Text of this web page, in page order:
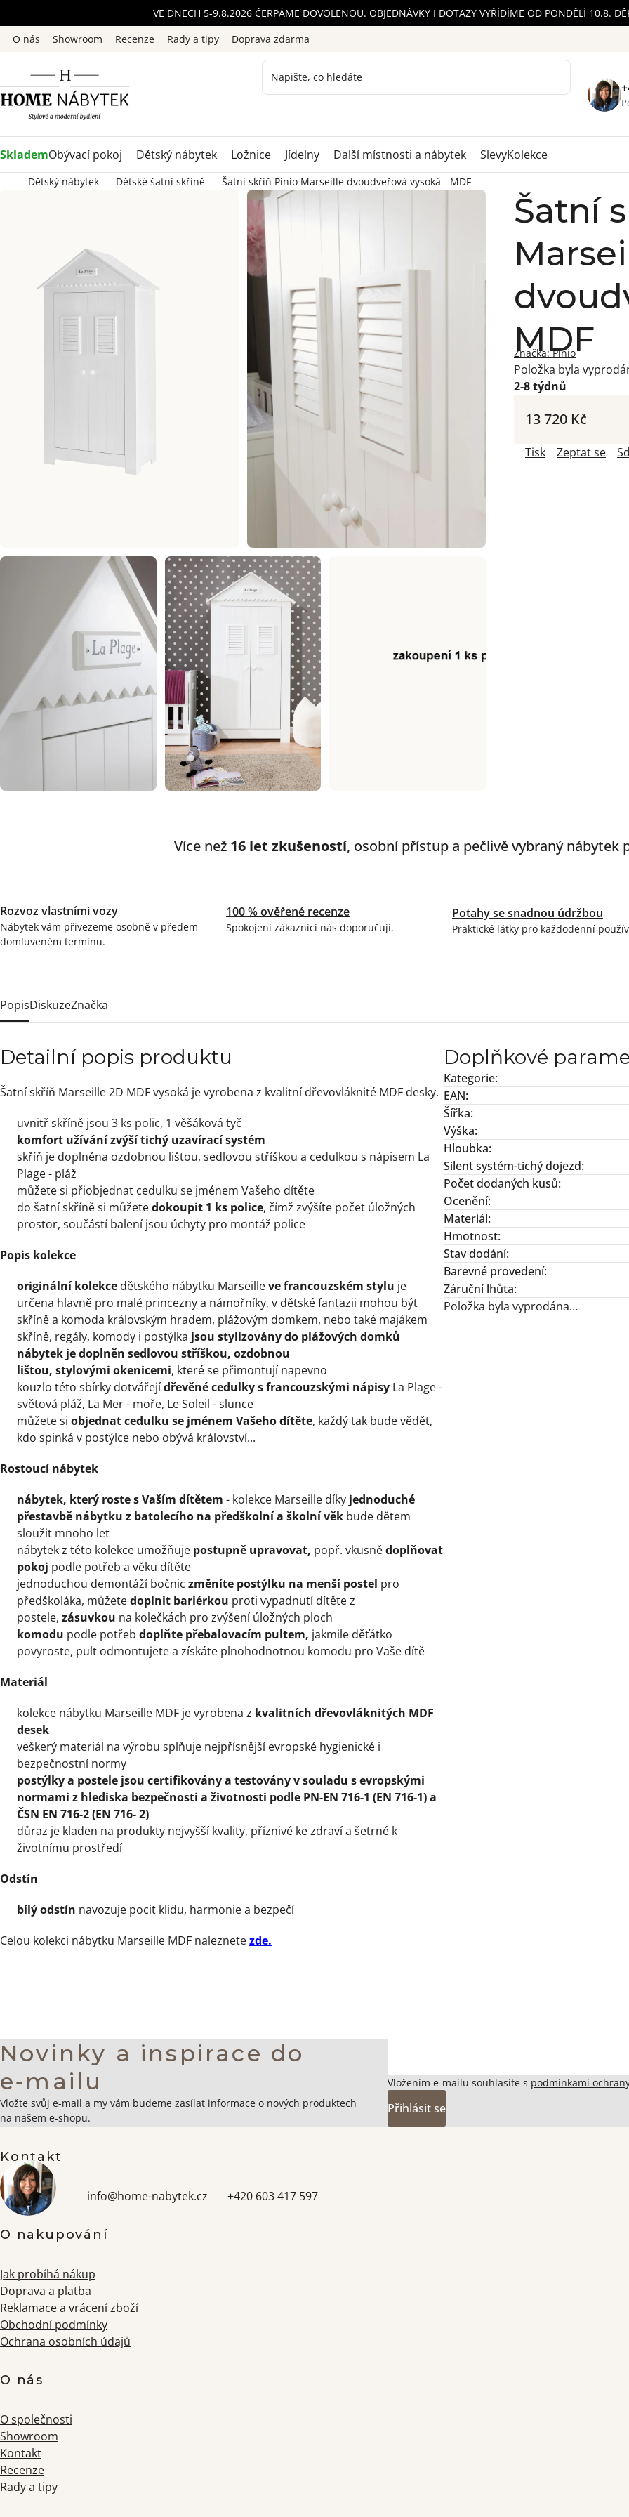
na
obsah
VE DNECH 5-9.8.2026 ČERPÁME DOVOLENOU. OBJEDNÁVKY I DOTAZY VYŘÍDÍME OD PONDĚLÍ 10.8.
O nás
Showroom Recenze Rady a tipy Doprava zdarma
SklademObývací pokoj Dětský nábytek Ložnice Jídelny Další místnosti a nábytek SlevyKolekce
Dětský nábytek Dětské šatní skříně Šatní skříň Pinio Marseille dvoudveřová vysoká - MDF
Šatní
MDF
Značka:Pinio
13 720 Kč
2-8 týdnů
Položka byla
Tisk Zeptat se
Více než 16 let zkušeností, osobní přístup a pečlivě vybraný nábytek
Rozvoz vlastními vozy
Nábytek vám přivezeme osobně v předem
domluveném termínu.
100 % ověřené recenze
Spokojení zákazníci nás doporučují.
Potahy se snadnou údržbou
Praktické látky pro každodenní
PopisDiskuzeZnačka
Detailní popis produktu
Šatní skříň Marseille 2D MDF vysoká je vyrobena z kvalitní dřevovláknité MDF desky.
uvnitř skříně jsou 3 ks polic, 1 věšáková tyč
komfort užívání zvýší tichý uzavírací systém
skříň je doplněna ozdobnou lištou, sedlovou stříškou a cedulkou s nápisem La
Plage - pláž
můžete si přiobjednat cedulku se jménem Vašeho dítěte
do šatní skříně si můžetedokoupit 1 ks police, čímž zvýšíte počet úložných
prostor, součástí balení jsou úchyty pro montáž police
Popis kolekce
originální kolekce dětského nábytku Marseilleve francouzském stylu je
určena hlavně pro malé princezny a námořníky, v dětské fantazii mohou být
skříně a komoda královským hradem, plážovým domkem, nebo také majákem
skříně, regály, komody i postýlka jsou stylizovány do plážových domků
nábytek je doplněn sedlovou stříškou, ozdobnou
lištou, stylovými okenicemi, které se přimontují napevno
kouzlo této sbírky dotvářejídřevěné cedulky s francouzskými nápisy La Plage -
světová pláž, La Mer - moře, Le Soleil - slunce
můžete si objednat cedulku se jménem Vašeho dítěte, každý tak bude vědět,
kdo spinká v postýlce nebo obývá království...
Rostoucí nábytek
nábytek, který roste s Vaším dítětem - kolekce Marseille díky jednoduché
přestavbě nábytku z batolecího na předškolní a školní věk bude dětem
sloužit mnoho let
nábytek z této kolekce umožňuje postupně upravovat, popř. vkusnědoplňovat
pokoj podle potřeb a věku dítěte
jednoduchou demontáží bočnic změníte postýlku na menší postel pro
předškoláka, můžetedoplnit bariérkou proti vypadnutí dítěte z
postele, zásuvkou na kolečkách pro zvýšení úložných ploch
komodu podle potřeb doplňte přebalovacím pultem, jakmile děťátko
povyroste, pult odmontujete a získáte plnohodnotnou komodu pro Vaše dítě
Materiál
kolekce nábytku Marseille MDF je vyrobena z kvalitních dřevovláknitých MDF
desek
veškerý materiál na výrobu splňuje nejpřísnější evropské hygienické i
bezpečnostní normy
postýlky a postele jsou certifikovány a testovány v souladu s evropskými
normami z hlediska bezpečnosti a životnosti podle PN-EN 716-1 (EN 716-1) a
ČSN EN 716-2 (EN 716- 2)
důraz je kladen na produkty nejvyšší kvality, příznivé ke zdraví a šetrné k
životnímu prostředí
Odstín
bílý odstín navozuje pocit klidu, harmonie a bezpečí
Celou kolekci nábytku Marseille MDF naleznetezde.
Doplňkové
Kategorie:
EAN:
Šířka:
Výška:
Hloubka:
Silent systém-tichý dojezd:
Počet dodaných kusů:
Ocenění:
Materiál:
Hmotnost:
Stav dodání:
Barevné provedení:
Záruční lhůta:
Položka byla vyprodána…
Zápatí
Novinky a inspirace do
e‑mailu
Vložte svůj e-mail a my vám budeme zasílat informace o nových produktech
na našem e-shopu.
Vložením e-mailu souhlasíte s podmínkami
Přihlásit se
Kontakt
info@home-nabytek.cz +420 603 417 597
O nakupování
Jak probíhá nákup
Doprava a platba
Reklamace a vrácení zboží
Obchodní podmínky
Ochrana osobních údajů
O nás
O společnosti
Showroom
Kontakt
Recenze
Rady a tipy